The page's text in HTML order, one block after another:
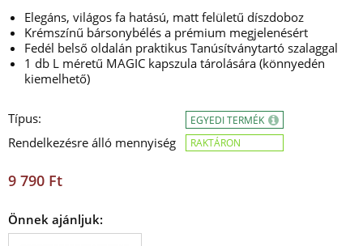
Elegáns, világos fa hatású, matt felületű díszdoboz
Krémszínű bársonybélés a prémium megjelenésért
Fedél belső oldalán praktikus Tanúsítványtartó szalaggal
1 db L méretű MAGIC kapszula tárolására (könnyedén
kiemelhető)
Típus:
Rendelkezésre álló mennyiség
EGYEDI TERMÉK
RAKTÁRON
9 790 Ft
Önnek ajánljuk: